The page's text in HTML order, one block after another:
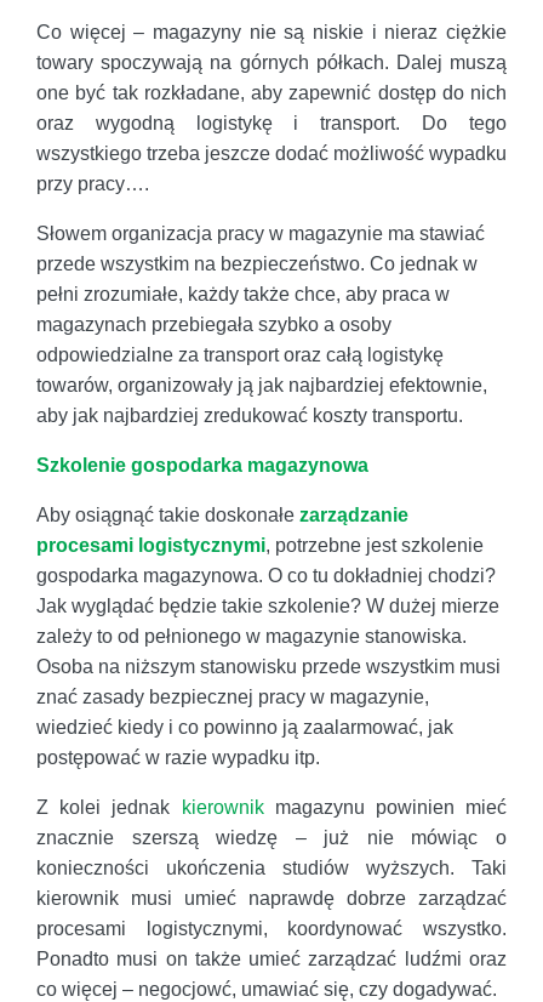
Co więcej – magazyny nie są niskie i nieraz ciężkie
towary spoczywają na górnych półkach. Dalej muszą
one być tak rozkładane, aby zapewnić dostęp do nich
oraz wygodną logistykę i transport. Do tego
wszystkiego trzeba jeszcze dodać możliwość wypadku
przy pracy….
Słowem organizacja pracy w magazynie ma stawiać
przede wszystkim na bezpieczeństwo. Co jednak w
pełni zrozumiałe, każdy także chce, aby praca w
magazynach przebiegała szybko a osoby
odpowiedzialne za transport oraz całą logistykę
towarów, organizowały ją jak najbardziej efektownie,
aby jak najbardziej zredukować koszty transportu.
Szkolenie gospodarka magazynowa
Aby osiągnąć takie doskonałe zarządzanie
procesami logistycznymi, potrzebne jest szkolenie
gospodarka magazynowa. O co tu dokładniej chodzi?
Jak wyglądać będzie takie szkolenie? W dużej mierze
zależy to od pełnionego w magazynie stanowiska.
Osoba na niższym stanowisku przede wszystkim musi
znać zasady bezpiecznej pracy w magazynie,
wiedzieć kiedy i co powinno ją zaalarmować, jak
postępować w razie wypadku itp.
Z kolei jednak kierownikmagazynu powinien mieć
znacznie szerszą wiedzę – już nie mówiąc o
konieczności ukończenia studiów wyższych. Taki
kierownik musi umieć naprawdę dobrze zarządzać
procesami logistycznymi, koordynować wszystko.
Ponadto musi on także umieć zarządzać ludźmi oraz
co więcej – negocjowć, umawiać się, czy dogadywać.